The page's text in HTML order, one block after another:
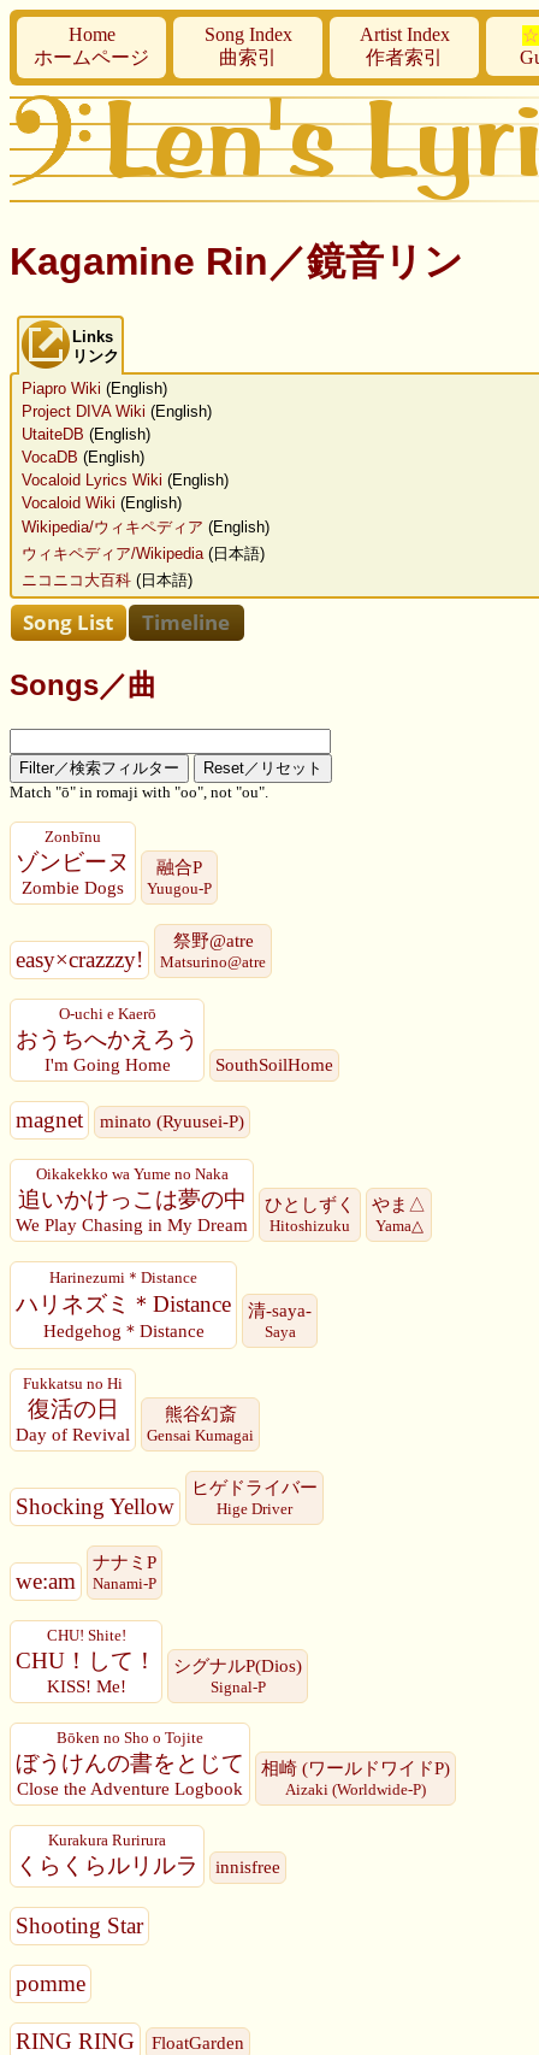
Home
ホームページ
Song Index
曲索引
Artist Index
作者索引
Kagamine Rin／鏡音リン
Links
リンク
Piapro Wiki (English)
Project DIVA Wiki (English)
UtaiteDB (English)
VocaDB (English)
Vocaloid Lyrics Wiki (English)
Vocaloid Wiki (English)
Wikipedia/ウィキペディア (English)
ウィキペディア/Wikipedia (日本語)
ニコニコ大百科 (日本語)
Songs／曲
Match "ō" in romaji with "oo", not "ou".
Zonbīnu
ゾンビーヌ
Zombie Dogs
融合P
Yuugou-P
easy×crazzzy!
祭野@atre
Matsurino@atre
O-uchi e Kaerō
おうちへかえろう
I'm Going Home SouthSoilHome
magnet minato (Ryuusei-P)
Oikakekko wa Yume no Naka
追いかけっこは夢の中
We Play Chasing in My Dream
ひとしずく
Hitoshizuku
やま△
Yama△
Harinezumi＊Distance
ハリネズミ＊Distance
Hedgehog＊Distance
清-saya-
Saya
Fukkatsu no Hi
復活の日
Day of Revival
熊谷幻斎
Gensai Kumagai
Shocking Yellow
ヒゲドライバー
Hige Driver
we:am
ナナミP
Nanami-P
CHU! Shite!
CHU！して！
KISS! Me!
シグナルP(Dios)
Signal-P
Bōken no Sho o Tojite
ぼうけんの書をとじて
Close the Adventure Logbook
相崎 (ワールドワイドP)
Aizaki (Worldwide-P)
Kurakura Rurirura
くらくらルリルラ innisfree
Shooting Star
pomme
RING RING FloatGarden